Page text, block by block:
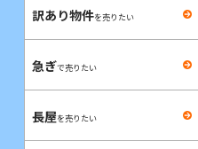
訳あり物件を売りたい
急ぎで売りたい
長屋を売りたい